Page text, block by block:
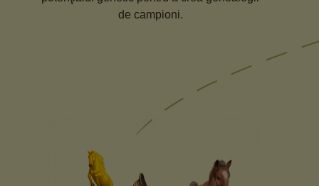
de campioni.